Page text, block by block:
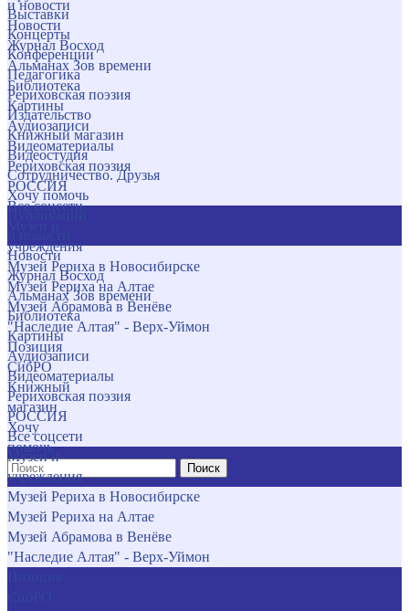
и новости
Новости
Журнал Восход
Альманах Зов времени
Библиотека
Картины
Аудиозаписи
Видеоматериалы
Рериховская поэзия
РОССИЯ
Все соцсети
учреждения
Музей Рериха в Новосибирске
Музей Рериха на Алтае
Музей Абрамова в Венёве
"Наследие Алтая" - Верх-Уймон
Позиция
СибРО
Книжный
магазин
Хочу
помочь
Поиск
Выставки
Концерты
Конференции
Педагогика
Рериховская поэзия
Издательство
Книжный магазин
Видеостудия
Сотрудничество. Друзья
Хочу помочь
Новости
Журнал Восход
Альманах Зов времени
Библиотека
Картины
Аудиозаписи
Видеоматериалы
Рериховская поэзия
РОССИЯ
Все соцсети
Музеи и
учреждения
Музей Рериха в Новосибирске
Музей Рериха на Алтае
Музей Абрамова в Венёве
"Наследие Алтая" - Верх-Уймон